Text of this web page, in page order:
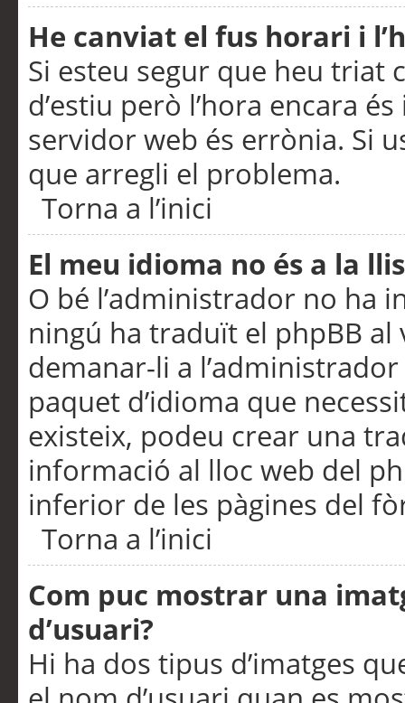
He canviat el fus horari i
Si esteu segur que heu triat
d’estiu però l’hora encara
servidor web és errònia. Si
que arregli el problema.
Torna a l’inici
El meu idioma no és a la
O bé l’administrador no ha
ningú ha traduït el phpBB
demanar-li a
paquet d’idioma que
existeix, podeu crear una
informació al lloc web del
inferior de les pàgines del
Torna a l’inici
Com puc mostrar una
d’usuari?
Hi ha dos tipus d’imatges